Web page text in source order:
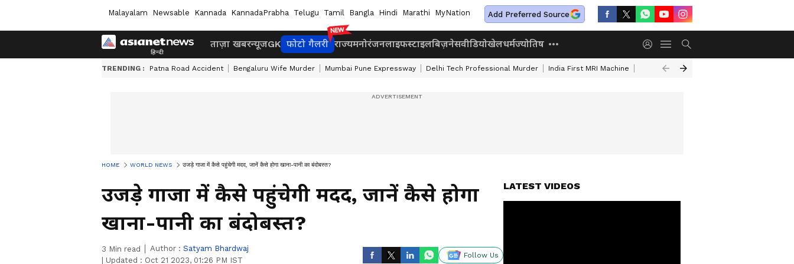
Malayalam Newsable Kannada KannadaPrabha Telugu Tamil Bangla Hindi Marathi MyNation Add Preferred Source
ताज़ा खबरन्यूजGK फोटो गैलरी राज्यमनोरंजनलाइफस्टाइलबिज़नेसवीडियोखेलधर्मज्योतिष
TRENDING : Patna Road Accident Bengaluru Wife Murder Mumbai Pune Expressway Delhi Tech Professional Murder India First MRI Machine Independence Day Speech In Hindi
HOME WORLD NEWS उजड़े गाजा में कैसे पहुंचेगी मदद, जानें कैसे होगा खाना-पानी का बंदोबस्त?
उजड़े गाजा में कैसे पहुंचेगी मदद, जानें कैसे होगा
खाना-पानी का बंदोबस्त?
3 Min read Author : Satyam Bhardwaj
Updated : Oct 21 2023, 01:26 PM IST
Follow Us
LATEST VIDEOS